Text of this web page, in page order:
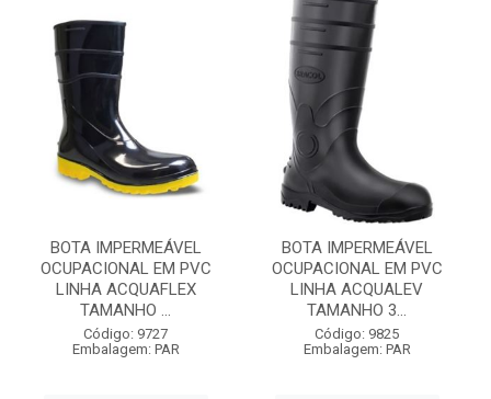
BOTA IMPERMEÁVEL
OCUPACIONAL EM PVC
LINHA ACQUAFLEX
TAMANHO ...
Código: 9727
Embalagem: PAR
BOTA IMPERMEÁVEL
OCUPACIONAL EM PVC
LINHA ACQUALEV
TAMANHO 3...
Código: 9825
Embalagem: PAR